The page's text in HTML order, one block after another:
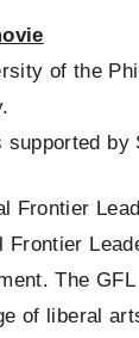
of the
by
Frontier
Frontier
The
of liberal